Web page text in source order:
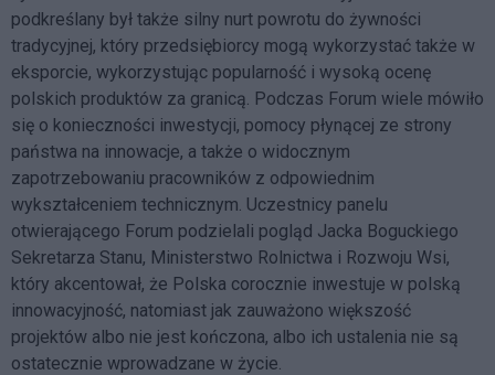
podkreślany był także silny nurt powrotu do żywności
tradycyjnej, który przedsiębiorcy mogą wykorzystać także w
eksporcie, wykorzystując popularność i wysoką ocenę
polskich produktów za granicą. Podczas Forum wiele mówiło
się o konieczności inwestycji, pomocy płynącej ze strony
państwa na innowacje, a także o widocznym
zapotrzebowaniu pracowników z odpowiednim
wykształceniem technicznym. Uczestnicy panelu
otwierającego Forum podzielali pogląd Jacka Boguckiego
Sekretarza Stanu, Ministerstwo Rolnictwa i Rozwoju Wsi,
który akcentował, że Polska corocznie inwestuje w polską
innowacyjność, natomiast jak zauważono większość
projektów albo nie jest kończona, albo ich ustalenia nie są
ostatecznie wprowadzane w życie.